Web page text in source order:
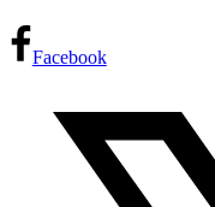
Facebook